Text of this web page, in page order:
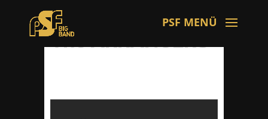
The ARRANGERS